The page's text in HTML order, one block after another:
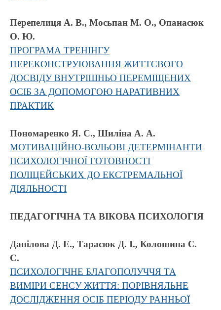
Перепелиця А. В., Мосьпан М. О., Опанасюк
О. Ю.
ПРОГРАМА ТРЕНІНГУ
ПЕРЕКОНСТРУЮВАННЯ ЖИТТЄВОГО
ДОСВІДУ ВНУТРІШНЬО ПЕРЕМІЩЕНИХ
ОСІБ ЗА ДОПОМОГОЮ НАРАТИВНИХ
ПРАКТИК
Пономаренко Я. С., Шиліна А. А.
МОТИВАЦІЙНО-ВОЛЬОВІ ДЕТЕРМІНАНТИ
ПСИХОЛОГІЧНОЇ ГОТОВНОСТІ
ПОЛІЦЕЙСЬКИХ ДО ЕКСТРЕМАЛЬНОЇ
ДІЯЛЬНОСТІ
ПЕДАГОГІЧНА ТА ВІКОВА ПСИХОЛОГІЯ
Данілова Д. Е., Тарасюк Д. І., Колошина Є.
С.
ПСИХОЛОГІЧНЕ БЛАГОПОЛУЧЧЯ ТА
ВИМІРИ СЕНСУ ЖИТТЯ: ПОРІВНЯЛЬНЕ
ДОСЛІДЖЕННЯ ОСІБ ПЕРІОДУ РАННЬОЇ